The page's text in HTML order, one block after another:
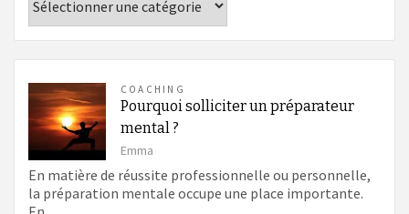
COACHING
Pourquoi solliciter un préparateur
mental ?
Emma
En matière de réussite professionnelle ou personnelle,
la préparation mentale occupe une place importante.